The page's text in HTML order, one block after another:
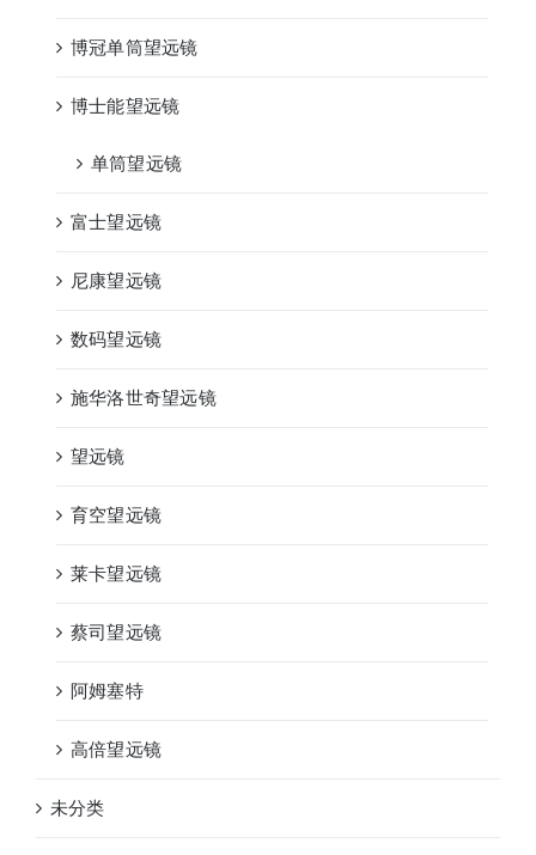
博冠单筒望远镜
博士能望远镜
单筒望远镜
富士望远镜
尼康望远镜
数码望远镜
施华洛世奇望远镜
望远镜
育空望远镜
莱卡望远镜
蔡司望远镜
阿姆塞特
高倍望远镜
未分类